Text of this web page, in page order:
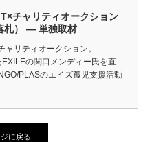
チャリティオークション
札） ― 単独取材
リティオークション。
の関口メンディー氏を直
PLASのエイズ孤児支援活動
に戻る